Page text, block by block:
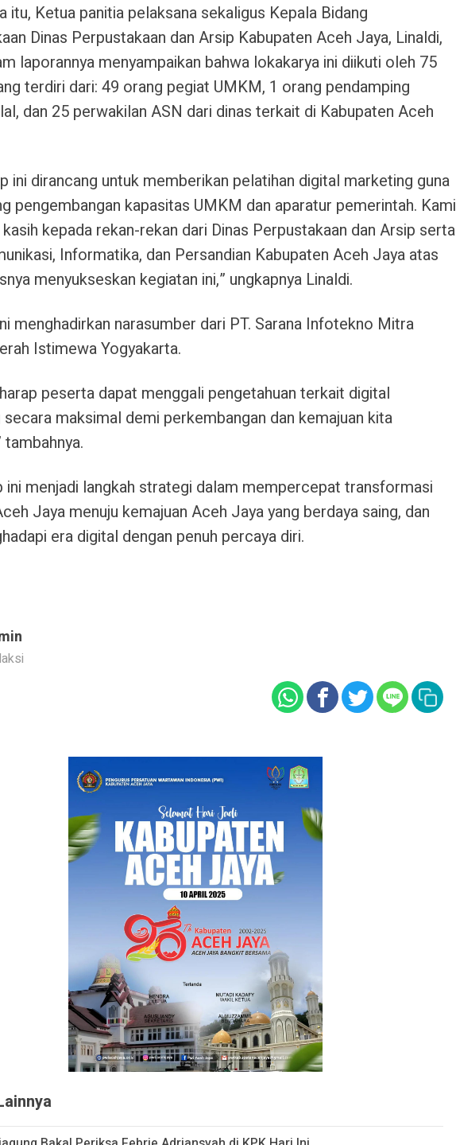
itu, Ketua panitia pelaksana sekaligus Kepala Bidang
Dinas Perpustakaan dan Arsip Kabupaten Aceh Jaya, Linaldi,
laporannya menyampaikan bahwa lokakarya ini diikuti oleh 75
terdiri dari: 49 orang pegiat UMKM, 1 orang pendamping
dan 25 perwakilan ASN dari dinas terkait di Kabupaten Aceh
ini dirancang untuk memberikan pelatihan digital marketing guna
pengembangan kapasitas UMKM dan aparatur pemerintah. Kami
kepada rekan-rekan dari Dinas Perpustakaan dan Arsip serta
Informatika, dan Persandian Kabupaten Aceh Jaya atas
menyukseskan kegiatan ini,” ungkapnya Linaldi.
menghadirkan narasumber dari PT. Sarana Infotekno Mitra
Istimewa Yogyakarta.
peserta dapat menggali pengetahuan terkait digital
maksimal demi perkembangan dan kemajuan kita
tambahnya.
ini menjadi langkah strategi dalam mempercepat transformasi
Jaya menuju kemajuan Aceh Jaya yang berdaya saing, dan
era digital dengan penuh percaya diri.